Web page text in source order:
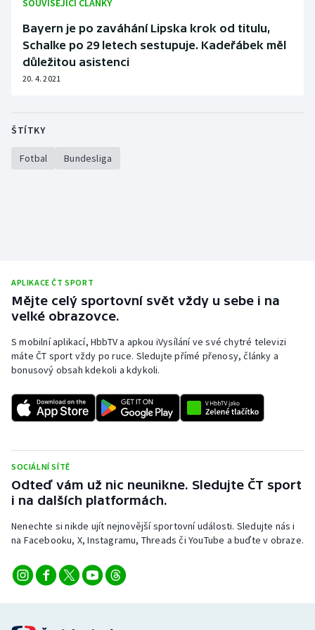
SOUVISEJÍCÍ ČLÁNKY
Bayern je po zaváhání Lipska krok od titulu,
Schalke po 29 letech sestupuje. Kadeřábek měl
důležitou asistenci
20. 4. 2021
ŠTÍTKY
Fotbal Bundesliga
APLIKACE ČT SPORT
Mějte celý sportovní svět vždy u sebe i na
velké obrazovce.
S mobilní aplikací, HbbTV a apkou iVysílání ve své chytré televizi
máte ČT sport vždy po ruce. Sledujte přímé přenosy, články a
bonusový obsah kdekoli a kdykoli.
SOCIÁLNÍ SÍTĚ
Odteď vám už nic neunikne. Sledujte ČT sport
i na dalších platformách.
Nenechte si nikde ujít nejnovější sportovní události. Sledujte nás i
na Facebooku, X, Instagramu, Threads či YouTube a buďte v obraze.